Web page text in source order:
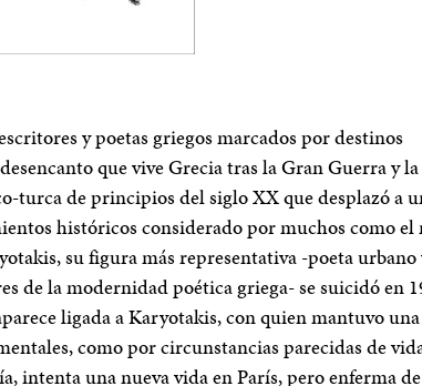
y poetas griegos marcados por destinos
que vive Grecia tras la Gran Guerra y la
turca de principios del siglo XX que desplazó a
históricos considerado por muchos como el
su figura más representativa -poeta urbano
de la modernidad poética griega- se suicidó en
ligada a Karyotakis, con quien mantuvo una
como por circunstancias parecidas de
intenta una nueva vida en París, pero enferma de